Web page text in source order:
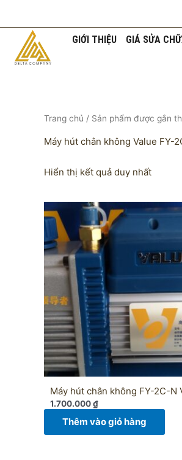
dung
GIỚI THIỆU GIÁ SỬA
Trang chủ / Sản phẩm được gắn
Máy hút chân không Value FY-
Hiển thị kết quả duy nhất
Máy hút chân không FY-2C-N
1.700.000₫
Thêm vào giỏ hàng